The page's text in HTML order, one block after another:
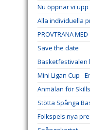
Nu öppnar vi
Alla individuella
PROVTRÄNA
Save the date
Basketfestivalen
Mini Ligan Cup -
Anmälan för
Stötta Spånga
Folkspels nya